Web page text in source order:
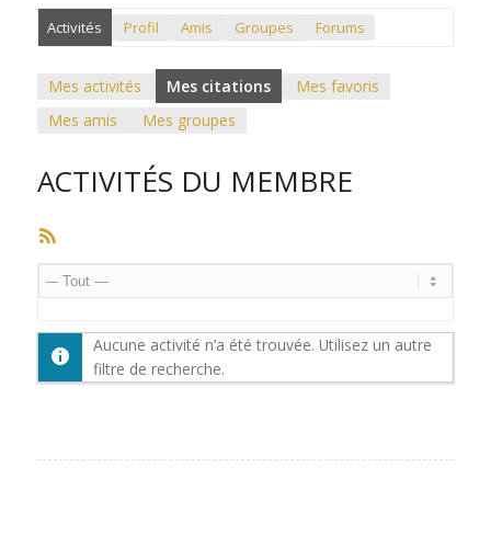
Activités Profil Amis Groupes Forums
Mes activités Mes citations
Mes favoris
Mes amis
Mes groupes
ACTIVITÉS DU MEMBRE
Flux
Afficher
activité:
Aucune activité n’a été trouvée. Utilisez un autre
filtre de recherche.